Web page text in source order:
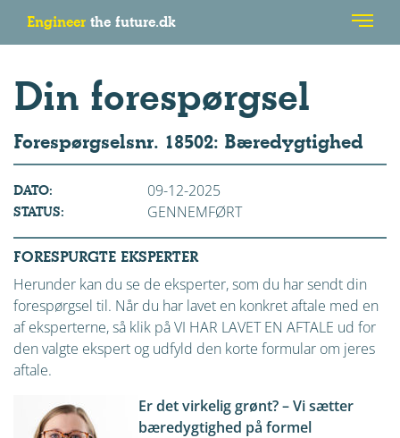
Engineer the future.dk
Din forespørgsel
Forespørgselsnr. 18502: Bæredygtighed
DATO: 09-12-2025
STATUS: GENNEMFØRT
FORESPURGTE EKSPERTER
Herunder kan du se de eksperter, som du har sendt din
forespørgsel til. Når du har lavet en konkret aftale med en
af eksperterne, så klik på VI HAR LAVET EN AFTALE ud for
den valgte ekspert og udfyld den korte formular om jeres
aftale.
Er det virkelig grønt? – Vi sætter
bæredygtighed på formel